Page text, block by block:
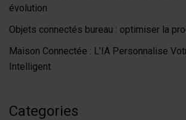
évolution
Objets connectés bureau : optimiser la
Maison Connectée : L’IA Personnalise
Intelligent
Categories